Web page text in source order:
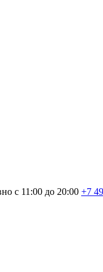
с 11:00 до 20:00 +7